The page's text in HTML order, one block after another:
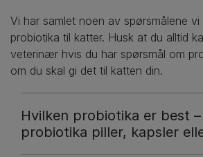
Vi har samlet noen av spørsmålene
probiotika til katter. Husk at du alltid
veterinær hvis du har spørsmål om
om du skal gi det til katten din.
Hvilken probiotika er best –
probiotika piller, kapsler